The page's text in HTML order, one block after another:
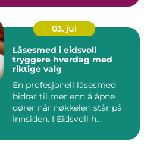
03. jul
Låsesmed i eidsvoll
tryggere hverdag med
riktige valg
En profesjonell låsesmed
bidrar til mer enn å åpne
dører når nøkkelen står på
innsiden. I Eidsvoll h...